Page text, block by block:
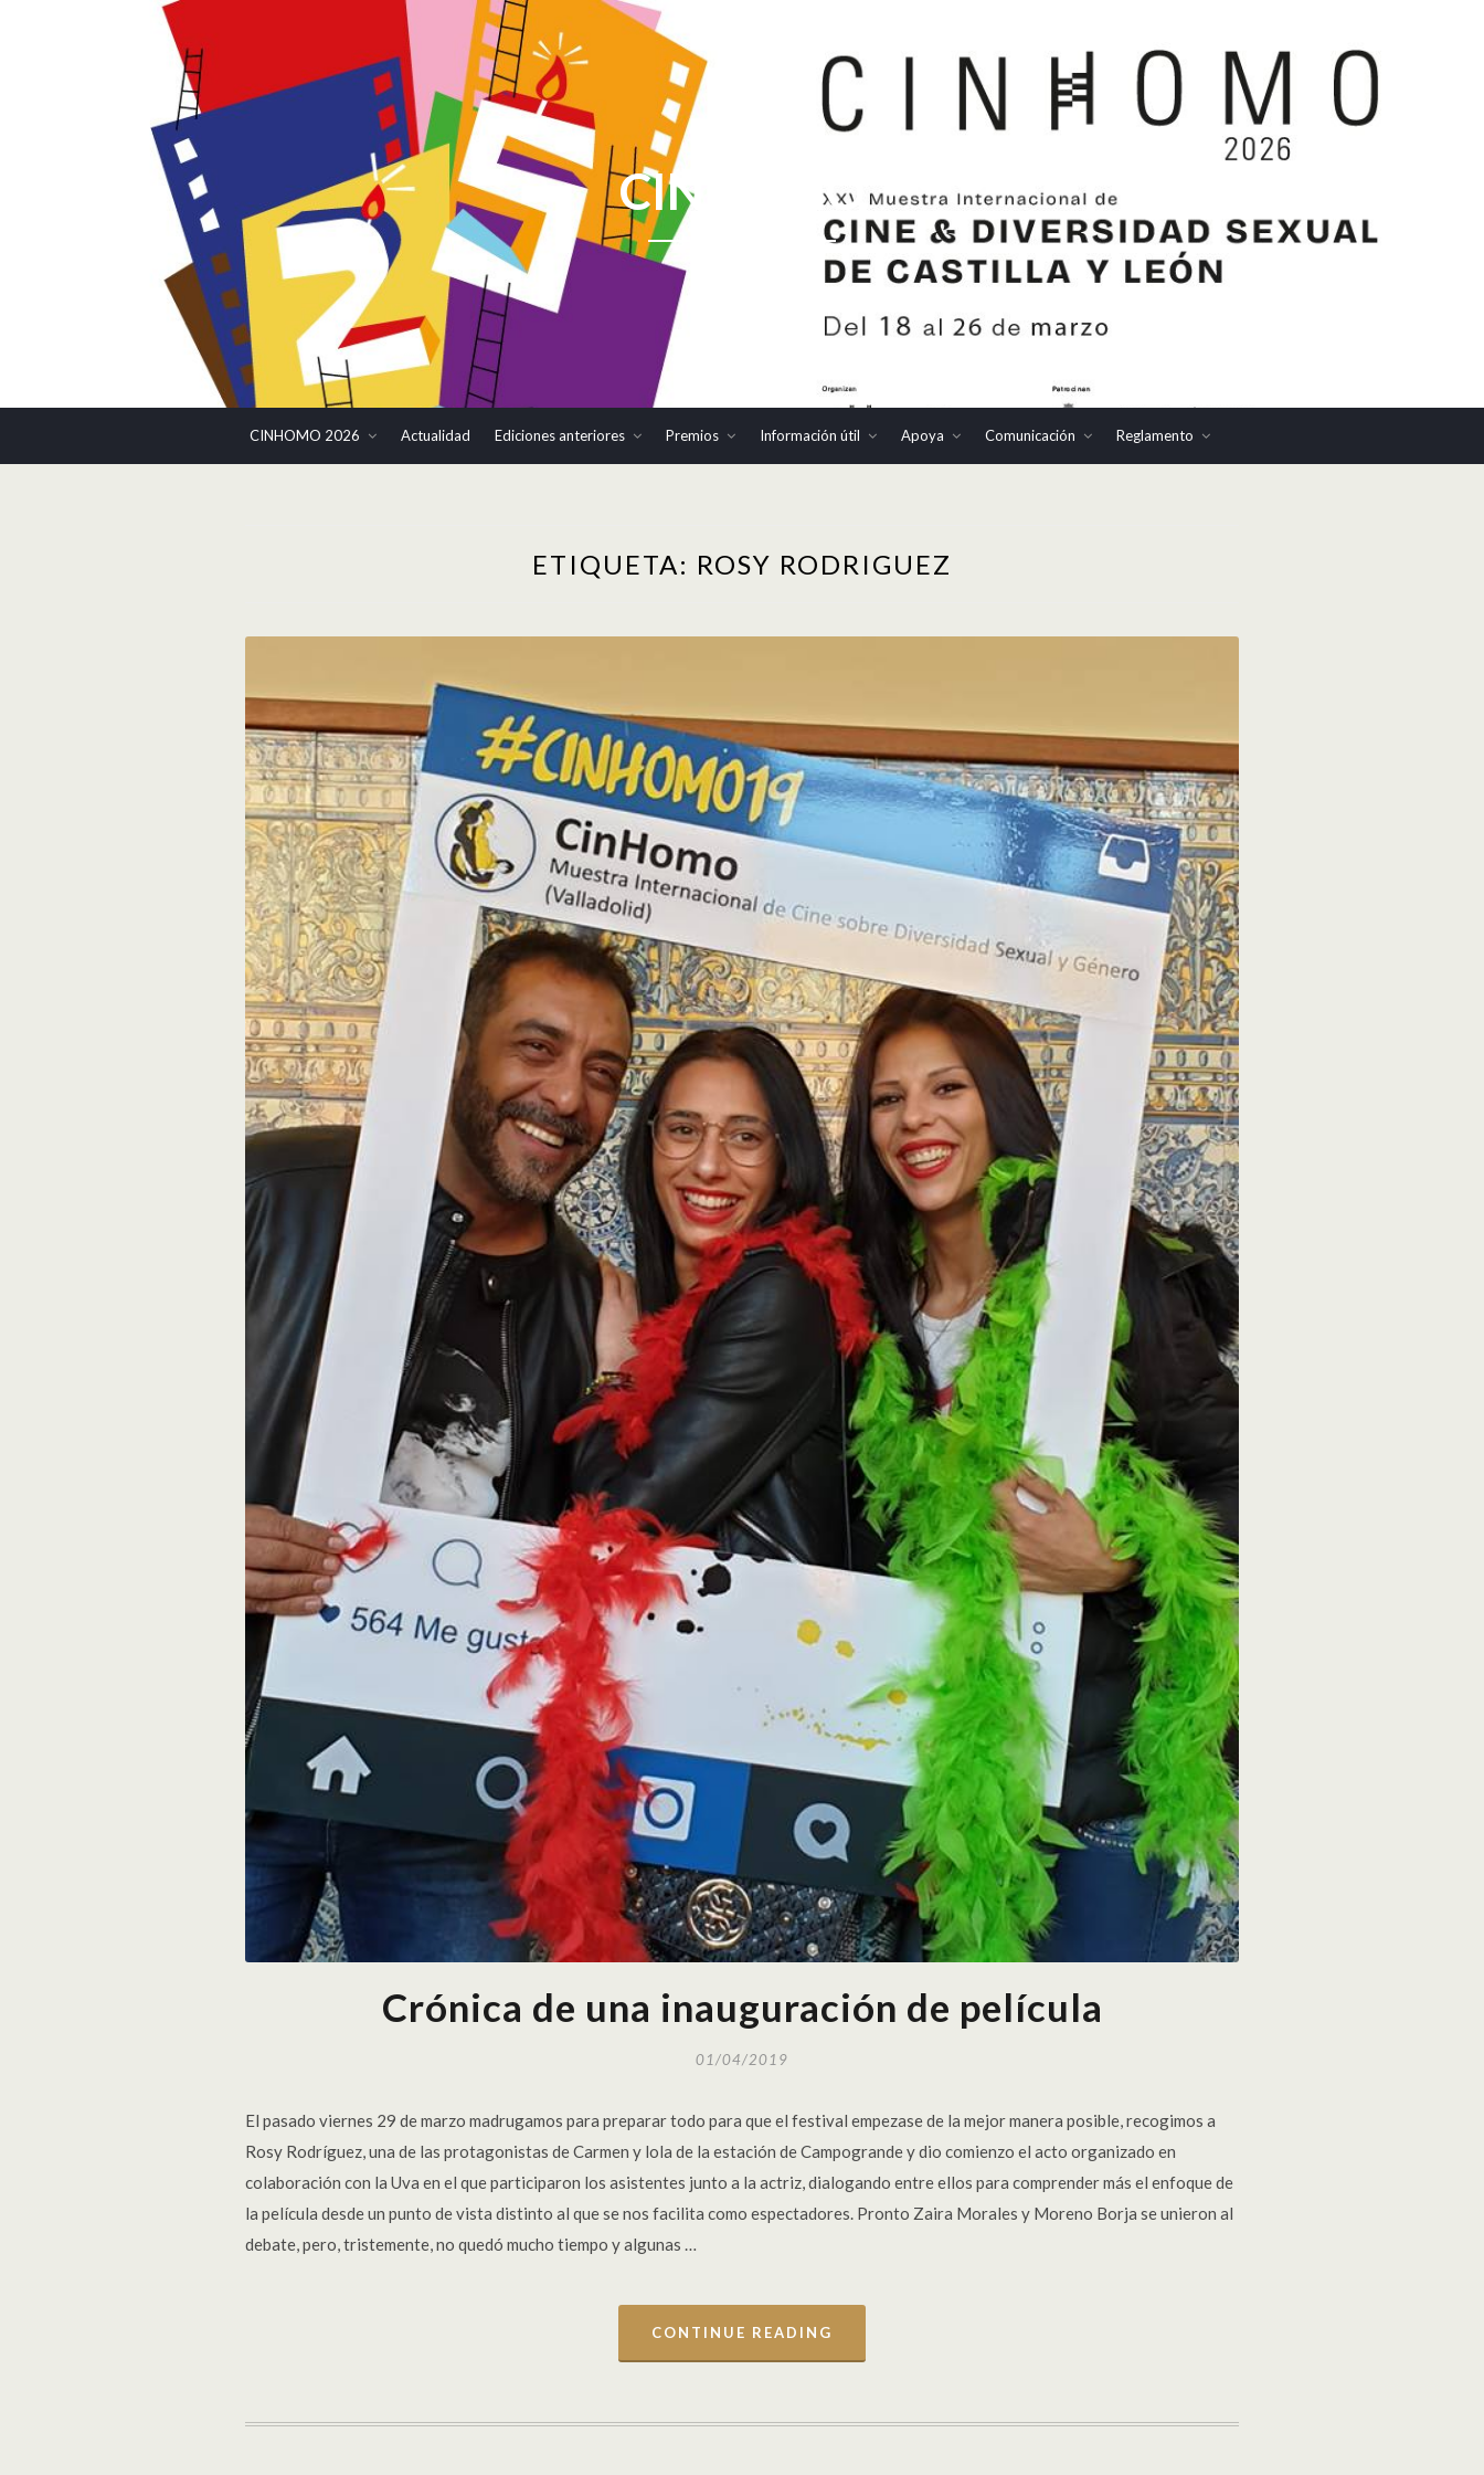
CINHOMO
CINHOMO 2026 Actualidad Ediciones anteriores Premios Información útil Apoya Comunicación Reglamento
ETIQUETA: ROSY RODRIGUEZ
Crónica de una inauguración de película
01/04/2019
El pasado viernes 29 de marzo madrugamos para preparar todo para que el festival empezase de la mejor manera posible, recogimos a
Rosy Rodríguez, una de las protagonistas de Carmen y lola de la estación de Campogrande y dio comienzo el acto organizado en
colaboración con la Uva en el que participaron los asistentes junto a la actriz, dialogando entre ellos para comprender más el enfoque de
la película desde un punto de vista distinto al que se nos facilita como espectadores. Pronto Zaira Morales y Moreno Borja se unieron al
debate, pero, tristemente, no quedó mucho tiempo y algunas …
CONTINUE READING